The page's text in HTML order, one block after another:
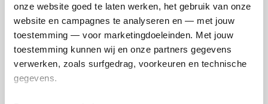
onze website goed te laten werken, het gebruik van onze
website en campagnes te analyseren en — met jouw
toestemming — voor marketingdoeleinden. Met jouw
toestemming kunnen wij en onze partners gegevens
verwerken, zoals surfgedrag, voorkeuren en technische
gegevens.